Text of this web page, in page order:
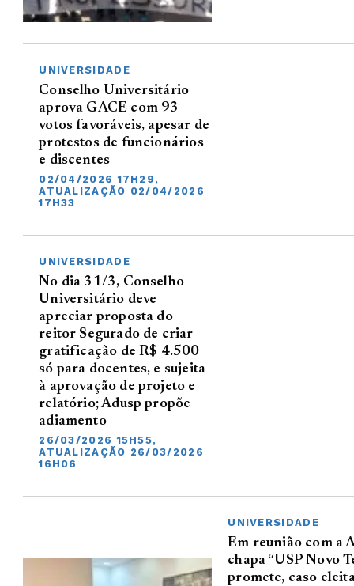
UNIVERSIDADE
Conselho Universitário
aprova GACE com 93
votos favoráveis, apesar de
protestos de funcionários
e discentes
02/04/2026 17H29,
ATUALIZAÇÃO 02/04/2026
17H33
UNIVERSIDADE
No dia 31/3, Conselho
Universitário deve
apreciar proposta do
reitor Segurado de criar
gratificação de R$ 4.500
só para docentes, e sujeita
à aprovação de projeto e
relatório; Adusp propõe
adiamento
26/03/2026 15H55,
ATUALIZAÇÃO 26/03/2026
16H06
UNIVERSIDADE
Em reunião com a
chapa “USP Novo
promete, caso